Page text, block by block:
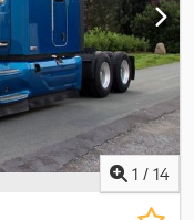
1 / 14